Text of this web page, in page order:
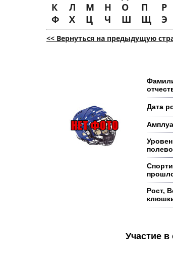
К
Л М Н О П Р
Ф
Х Ц Ч Ш Щ Э
<< Вернуться на предыдущую
Дата
Рост,
Участие